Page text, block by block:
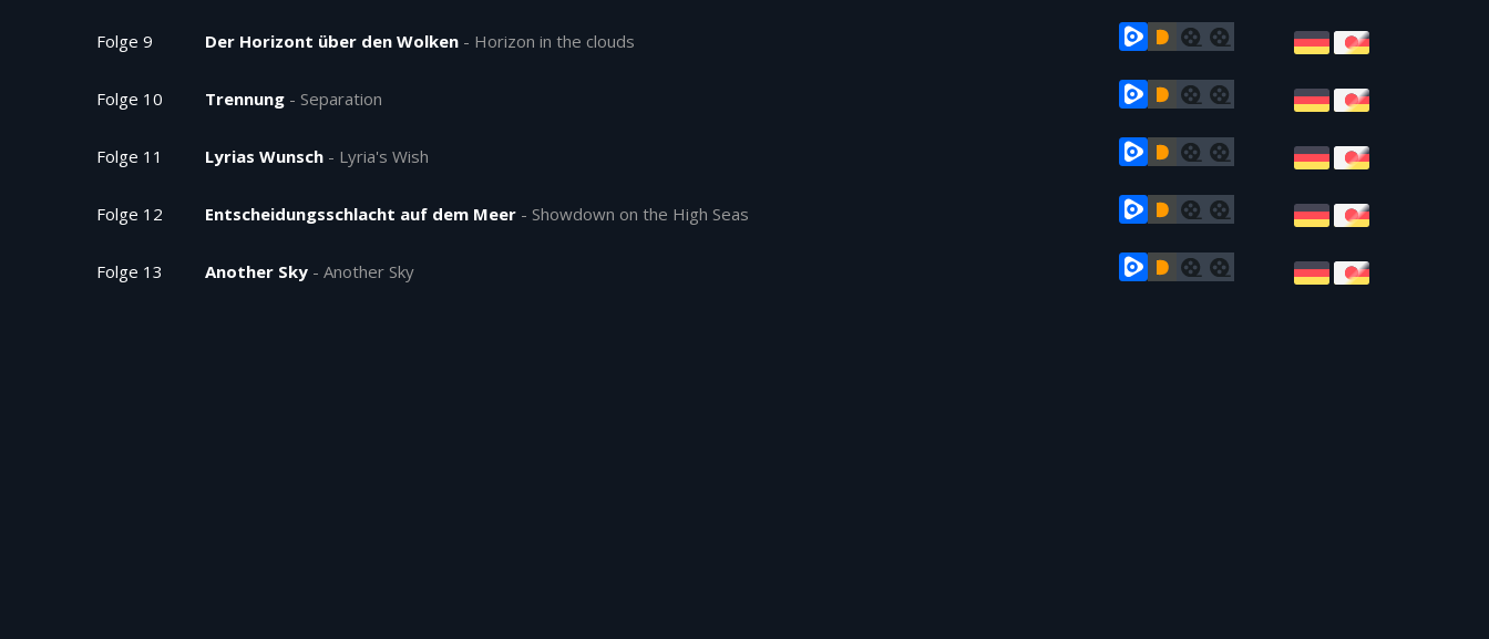
Folge 9 Der Horizont über den Wolken - Horizon in the clouds
Folge 10 Trennung - Separation
Folge 11 Lyrias Wunsch - Lyria's Wish
Folge 12 Entscheidungsschlacht auf dem Meer - Showdown on the High Seas
Folge 13 Another Sky - Another Sky